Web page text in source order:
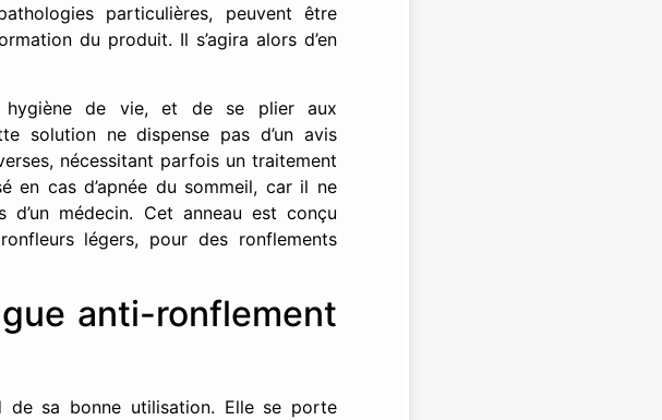
particulières, peuvent être
du produit. Il s’agira alors d’en
hygiène de vie, et de se plier aux
solution ne dispense pas d’un avis
nécessitant parfois un traitement
en cas d’apnée du sommeil, car il ne
médecin. Cet anneau est conçu
légers, pour des ronflements
anti-ronflement
de sa bonne utilisation. Elle se porte